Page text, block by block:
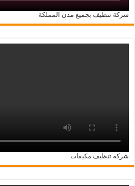
شركة تنظيف بجميع مدن المملكة
شركة تنظيف مكيفات